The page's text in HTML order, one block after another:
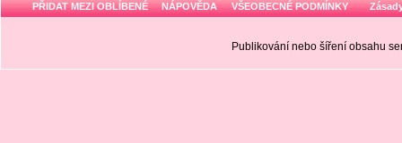
PŘIDAT MEZI OBLÍBENÉ NÁPOVĚDA VŠEOBECNÉ PODMÍNKY
Publikování nebo šíření obsahu